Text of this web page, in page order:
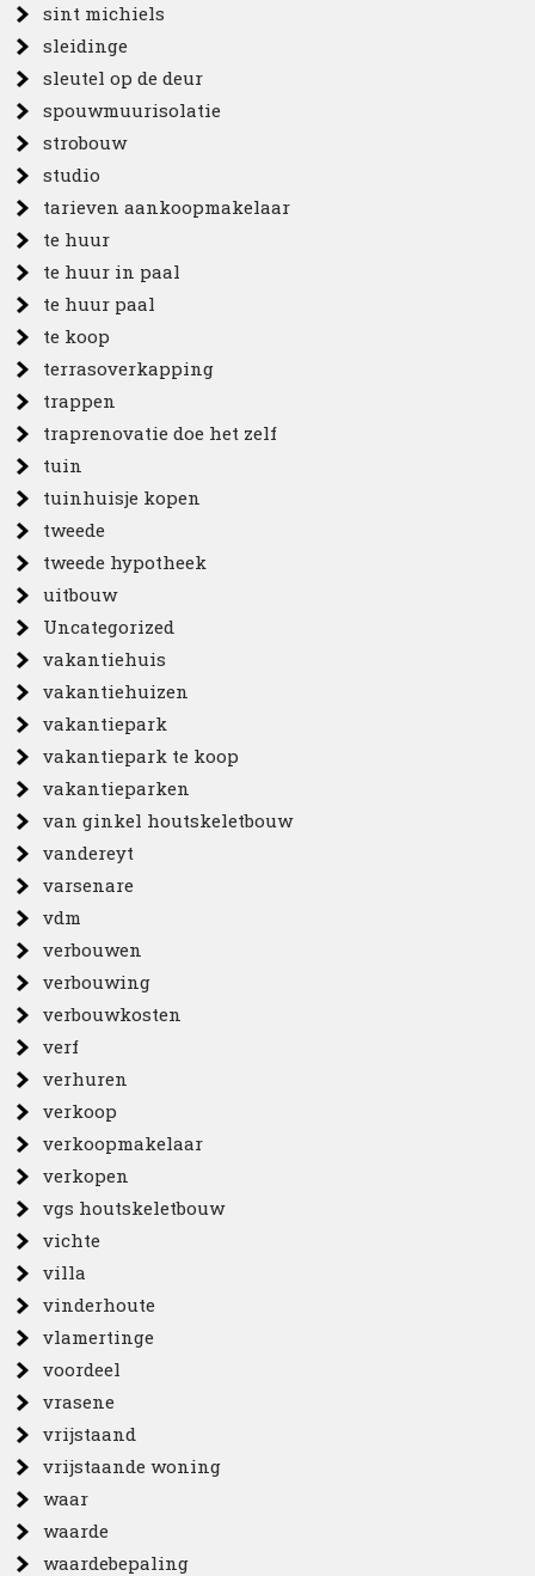
sint michiels
sleidinge
sleutel op de deur
spouwmuurisolatie
strobouw
studio
tarieven aankoopmakelaar
te huur
te huur in paal
te huur paal
te koop
terrasoverkapping
trappen
traprenovatie doe het zelf
tuin
tuinhuisje kopen
tweede
tweede hypotheek
uitbouw
Uncategorized
vakantiehuis
vakantiehuizen
vakantiepark
vakantiepark te koop
vakantieparken
van ginkel houtskeletbouw
vandereyt
varsenare
vdm
verbouwen
verbouwing
verbouwkosten
verf
verhuren
verkoop
verkoopmakelaar
verkopen
vgs houtskeletbouw
vichte
villa
vinderhoute
vlamertinge
voordeel
vrasene
vrijstaand
vrijstaande woning
waar
waarde
waardebepaling